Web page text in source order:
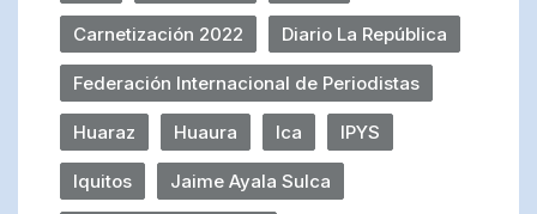
Carnetización 2022 Diario La República
Federación Internacional de Periodistas
Huaraz Huaura Ica IPYS
Iquitos Jaime Ayala Sulca